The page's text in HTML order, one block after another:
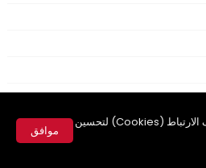
يستخدم هذا الموقع ملفات تعريف الارتباط (Cookies) لتحسين
موافق